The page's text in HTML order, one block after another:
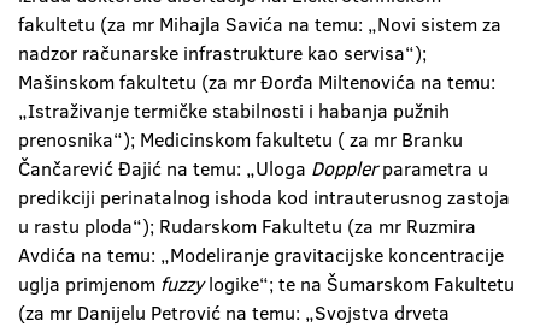
fakultetu (za mr Mihajla Savića na temu: „Novi sistem za
nadzor računarske infrastrukture kao servisa“);
Mašinskom fakultetu (za mr Đorđa Miltenovića na temu:
„Istraživanje termičke stabilnosti i habanja pužnih
prenosnika“); Medicinskom fakultetu ( za mr Branku
Čančarević Đajić na temu: „Uloga Dopplerparametra u
predikciji perinatalnog ishoda kod intrauterusnog zastoja
u rastu ploda“); Rudarskom Fakultetu (za mr Ruzmira
Avdića na temu: „Modeliranje gravitacijske koncentracije
uglja primjenom fuzzylogike“; te na Šumarskom Fakultetu
(za mr Danijelu Petrović na temu: „Svojstva drveta